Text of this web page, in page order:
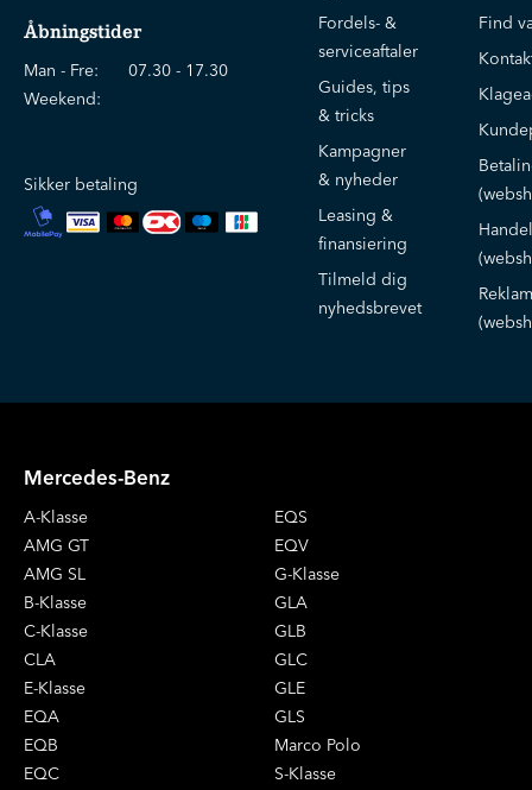
Åbningstider
Man - Fre:
07.30 - 17.30
Weekend:
Sikker betaling
Fordels- &
serviceaftaler
Guides, tips
& tricks
Kampagner
& nyheder
Leasing &
finansiering
Tilmeld dig
nyhedsbrevet
Find
Mercedes-Benz
A-Klasse
AMG GT
AMG SL
B-Klasse
C-Klasse
CLA
E-Klasse
EQA
EQB
EQC
EQS
EQV
G-Klasse
GLA
GLB
GLC
GLE
GLS
Marco Polo
S-Klasse